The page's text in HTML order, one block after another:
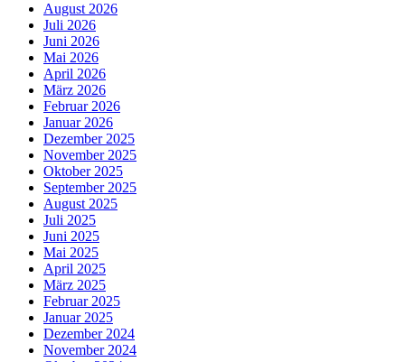
August 2026
Juli 2026
Juni 2026
Mai 2026
April 2026
März 2026
Februar 2026
Januar 2026
Dezember 2025
November 2025
Oktober 2025
September 2025
August 2025
Juli 2025
Juni 2025
Mai 2025
April 2025
März 2025
Februar 2025
Januar 2025
Dezember 2024
November 2024